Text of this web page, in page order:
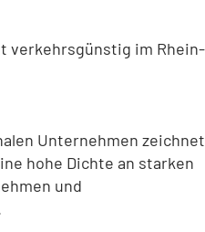
verkehrsgünstig im Rhein-
Unternehmen zeichnet
hohe Dichte an starken
und